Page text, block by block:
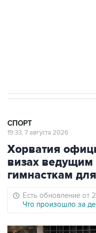
СПОРТ
19:33, 7 августа 2026
Хорватия
визах ведущим
гимнасткам
Есть обновление от
Что произошло за